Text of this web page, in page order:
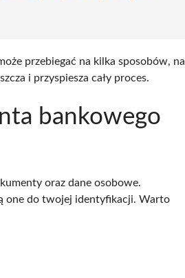
przebiegać na kilka sposobów, na
i przyspiesza cały proces.
bankowego
oraz dane osobowe.
one do twojej identyfikacji. Warto